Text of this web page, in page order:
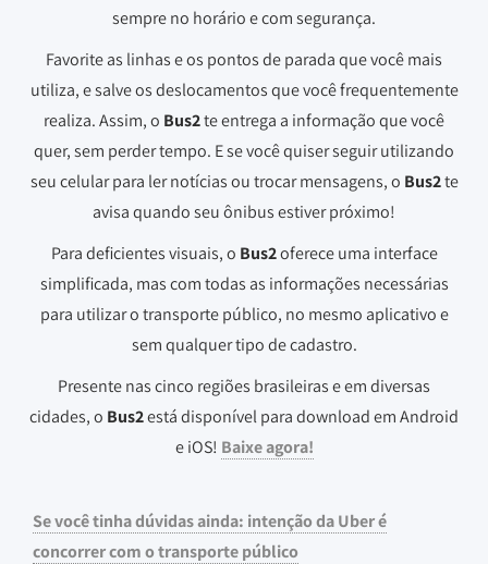
sempre no horário e com segurança.
Favorite as linhas e os pontos de parada que você mais
utiliza, e salve os deslocamentos que você frequentemente
realiza. Assim, o Bus2te entrega a informação que você
quer, sem perder tempo. E se você quiser seguir utilizando
seu celular para ler notícias ou trocar mensagens, o Bus2te
avisa quando seu ônibus estiver próximo!
Para deficientes visuais, o Bus2oferece uma interface
simplificada, mas com todas as informações necessárias
para utilizar o transporte público, no mesmo aplicativo e
sem qualquer tipo de cadastro.
Presente nas cinco regiões brasileiras e em diversas
cidades, o Bus2está disponível para download em Android
e iOS! Baixe agora!
Se você tinha dúvidas ainda: intenção da Uber é
concorrer com o transporte público